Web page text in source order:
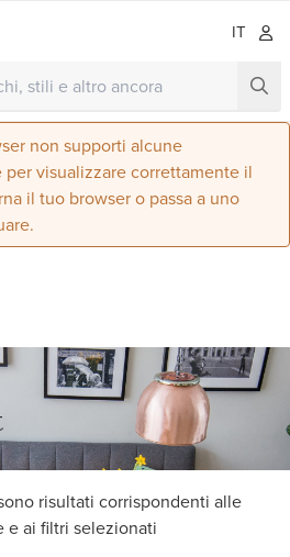
IT
non supporti alcune
visualizzare correttamente il
il tuo browser o passa a uno
risultati corrispondenti alle
e ai filtri selezionati